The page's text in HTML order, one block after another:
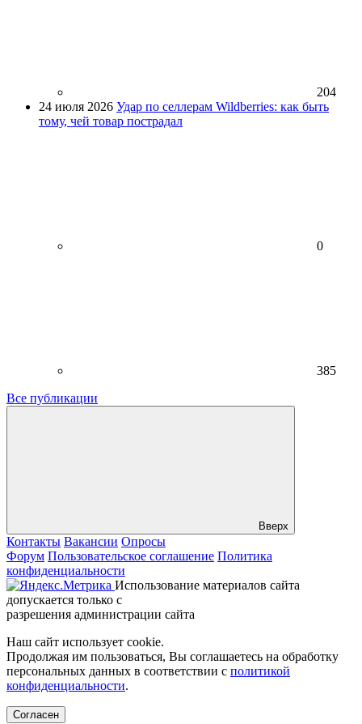
204
24 июля 2026 Удар по селлерам Wildberries: как быть
тому, чей товар пострадал
0
385
Все публикации
Вверх
Контакты Вакансии Опросы
Форум Пользовательское соглашение Политика
конфиденциальности
Использование материалов сайта
допускается только с
разрешения администрации сайта
Наш сайт использует cookie.
Продолжая им пользоваться, Вы соглашаетесь на обработку
персональных данных в соответствии с политикой
конфиденциальности.
Согласен